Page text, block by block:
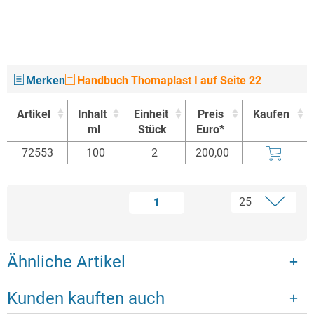
Merken Handbuch Thomaplast I auf Seite 22
Artikel
Inhalt
ml
Einheit
Stück
Preis
Euro*
Kaufen
Artikel
Inhalt
Einheit
Preis
Kaufen
72553 100 2 200,00
1
Ähnliche Artikel
Kunden kauften auch